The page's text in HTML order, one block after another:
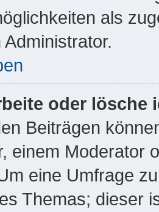
als
Administrator.
oder lösche
Beiträgen
einem Moderator
eine Umfrage
Themas; dieser